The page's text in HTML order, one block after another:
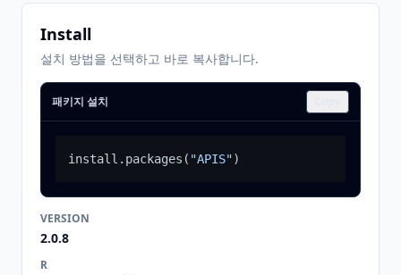
Install
설치 방법을 선택하고 바로 복사합니다.
패키지 설치
install.packages ( "APIS")
VERSION
2.0.8
R